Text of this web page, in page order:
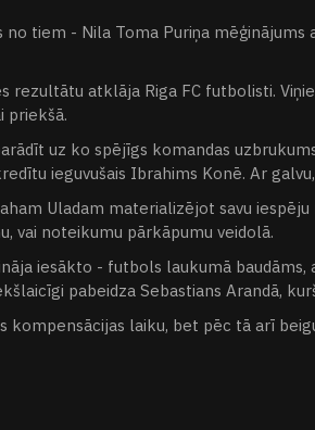
tiem - Nila Toma Puriņa
rezultātu atklāja Riga FC futbolisti.
priekšā.
uz ko spējīgs komandas
ieguvušais Ibrahims Konē. Ar
Uladam materializējot savu
vai noteikumu pārkāpumu veidolā.
iesākto - futbols laukumā
pabeidza Sebastians Arandā,
laiku, bet pēc tā arī